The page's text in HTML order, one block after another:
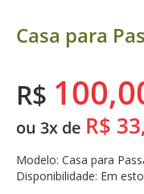
Casa para
R$
ou 3x de R$
Modelo: Casa para
Disponibilidade: Em